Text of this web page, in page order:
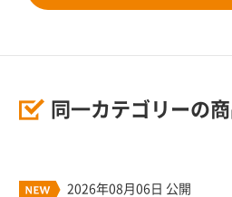
同一カテゴリーの
2026年08月06日 公開